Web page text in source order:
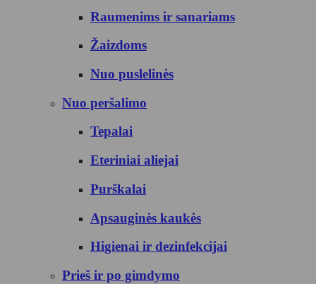
Raumenims ir sanariams
Žaizdoms
Nuo puslelinės
Nuo peršalimo
Tepalai
Eteriniai aliejai
Purškalai
Apsauginės kaukės
Higienai ir dezinfekcijai
Prieš ir po gimdymo